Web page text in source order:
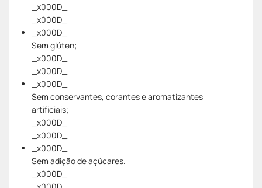
_x000D_
_x000D_
_x000D_
Sem glúten;
_x000D_
_x000D_
_x000D_
Sem conservantes, corantes e aromatizantes
artificiais;
_x000D_
_x000D_
_x000D_
Sem adição de açúcares.
_x000D_